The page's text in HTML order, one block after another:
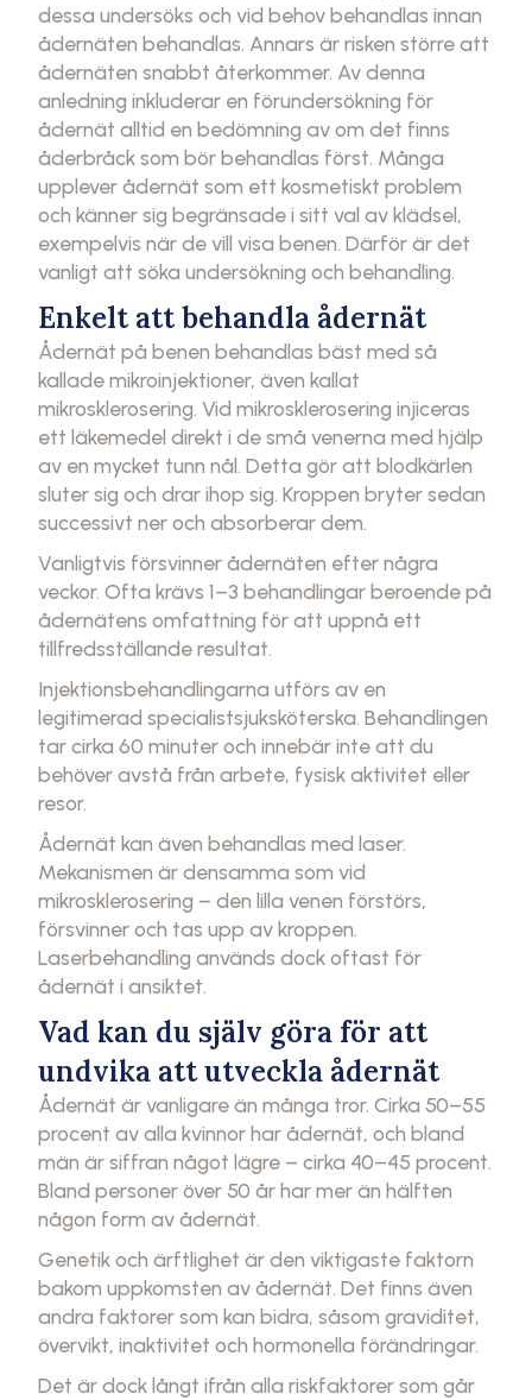
dessa undersöks och vid behov behandlas innan
ådernäten behandlas. Annars är risken större att
ådernäten snabbt återkommer. Av denna
anledning inkluderar en förundersökning för
ådernät alltid en bedömning av om det finns
åderbråck som bör behandlas först. Många
upplever ådernät som ett kosmetiskt problem
och känner sig begränsade i sitt val av klädsel,
exempelvis när de vill visa benen. Därför är det
vanligt att söka undersökning och behandling.
Enkelt att behandla ådernät
Ådernät på benen behandlas bäst med så
kallade mikroinjektioner, även kallat
mikrosklerosering. Vid mikrosklerosering injiceras
ett läkemedel direkt i de små venerna med hjälp
av en mycket tunn nål. Detta gör att blodkärlen
sluter sig och drar ihop sig. Kroppen bryter sedan
successivt ner och absorberar dem.
Vanligtvis försvinner ådernäten efter några
veckor. Ofta krävs 1–3 behandlingar beroende på
ådernätens omfattning för att uppnå ett
tillfredsställande resultat.
Injektionsbehandlingarna utförs av en
legitimerad specialistsjuksköterska. Behandlingen
tar cirka 60 minuter och innebär inte att du
behöver avstå från arbete, fysisk aktivitet eller
resor.
Ådernät kan även behandlas med laser.
Mekanismen är densamma som vid
mikrosklerosering – den lilla venen förstörs,
försvinner och tas upp av kroppen.
Laserbehandling används dock oftast för
ådernät i ansiktet.
Vad kan du själv göra för att
undvika att utveckla ådernät
Ådernät är vanligare än många tror. Cirka 50–55
procent av alla kvinnor har ådernät, och bland
män är siffran något lägre – cirka 40–45 procent.
Bland personer över 50 år har mer än hälften
någon form av ådernät.
Genetik och ärftlighet är den viktigaste faktorn
bakom uppkomsten av ådernät. Det finns även
andra faktorer som kan bidra, såsom graviditet,
övervikt, inaktivitet och hormonella förändringar.
Det är dock långt ifrån alla riskfaktorer som går